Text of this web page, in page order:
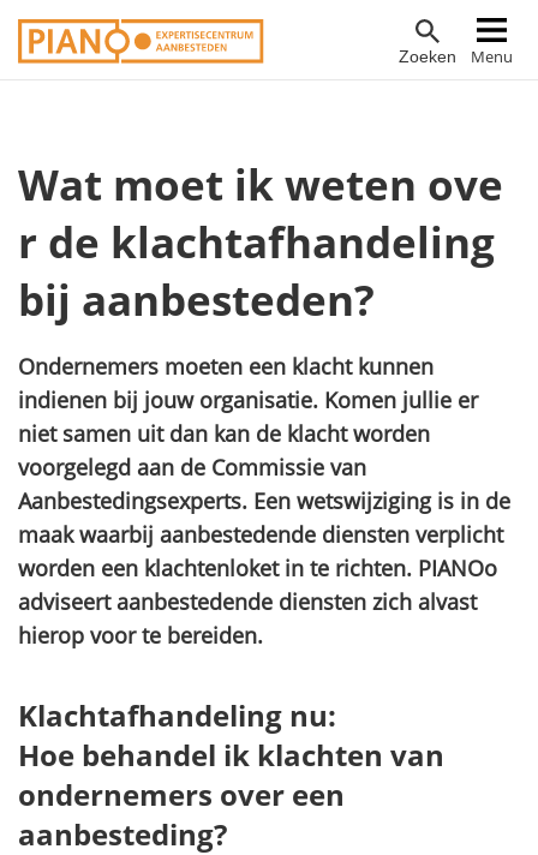
Overslaan
en
gaan
Zoeken Menu
Hoofdnavigatie
Wat moet ik weten ove
r de klachtafhandeling
bij aanbesteden?
Ondernemers moeten een klacht kunnen
indienen bij jouw organisatie. Komen jullie er
niet samen uit dan kan de klacht worden
voorgelegd aan de Commissie van
Aanbestedingsexperts. Een wetswijziging is in de
maak waarbij aanbestedende diensten verplicht
worden een klachtenloket in te richten. PIANOo
adviseert aanbestedende diensten zich alvast
hierop voor te bereiden.
Klachtafhandeling nu:
Hoe behandel ik klachten van
ondernemers over een
aanbesteding?